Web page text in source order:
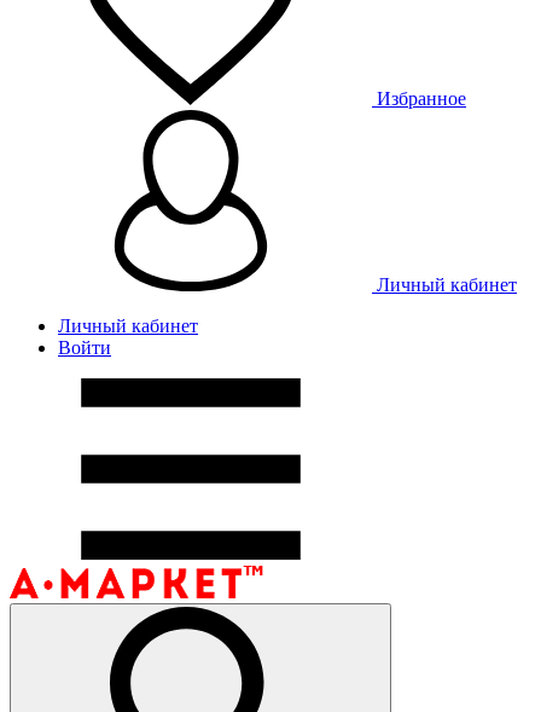
Избранное
Личный кабинет
Личный кабинет
Войти